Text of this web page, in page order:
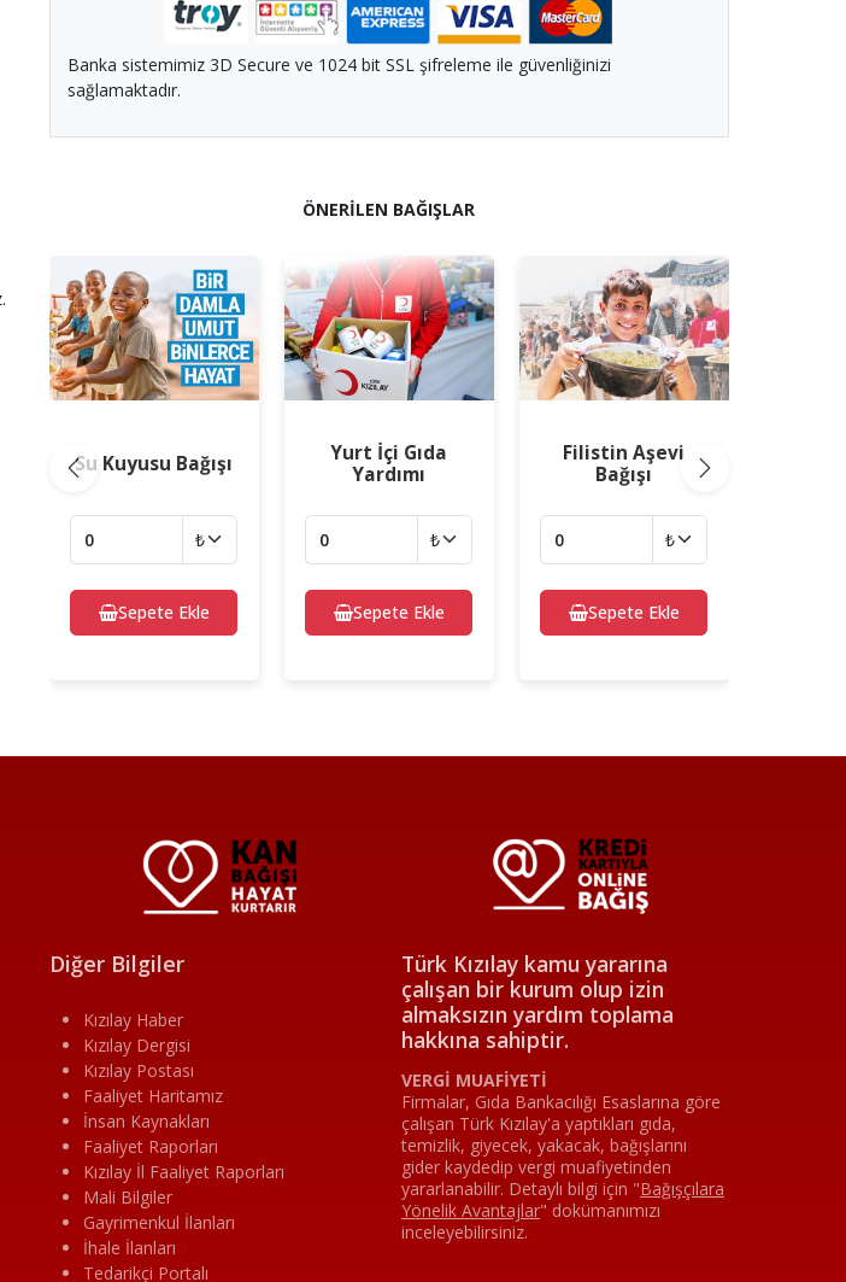
Banka sistemimiz 3D Secure ve 1024 bit SSL şifreleme ile güvenliğinizi
sağlamaktadır.
ÖNERİLEN BAĞIŞLAR
Su Kuyusu Bağışı
Sepete Ekle
Yurt İçi Gıda
Yardımı
Sepete Ekle
Filistin Aşevi
Bağışı
Sepete Ekle
Previous Next
Diğer Bilgiler
Kızılay Haber
Kızılay Dergisi
Kızılay Postası
Faaliyet Haritamız
İnsan Kaynakları
Faaliyet Raporları
Kızılay İl Faaliyet Raporları
Mali Bilgiler
Gayrimenkul İlanları
İhale İlanları
Tedarikçi Portalı
Türk Kızılay kamu yararına
çalışan bir kurum olup izin
almaksızın yardım toplama
hakkına sahiptir.
VERGİ MUAFİYETİ
Firmalar, Gıda Bankacılığı Esaslarına göre
çalışan Türk Kızılay'a yaptıkları gıda,
temizlik, giyecek, yakacak, bağışlarını
gider kaydedip vergi muafiyetinden
yararlanabilir. Detaylı bilgi için "Bağışçılara
Yönelik Avantajlar" dokümanımızı
inceleyebilirsiniz.